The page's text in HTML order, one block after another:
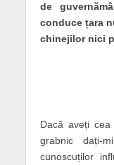
de
conduce țara
chinejilor nici
Dacă aveți
grabnic dați-
cunoscuților